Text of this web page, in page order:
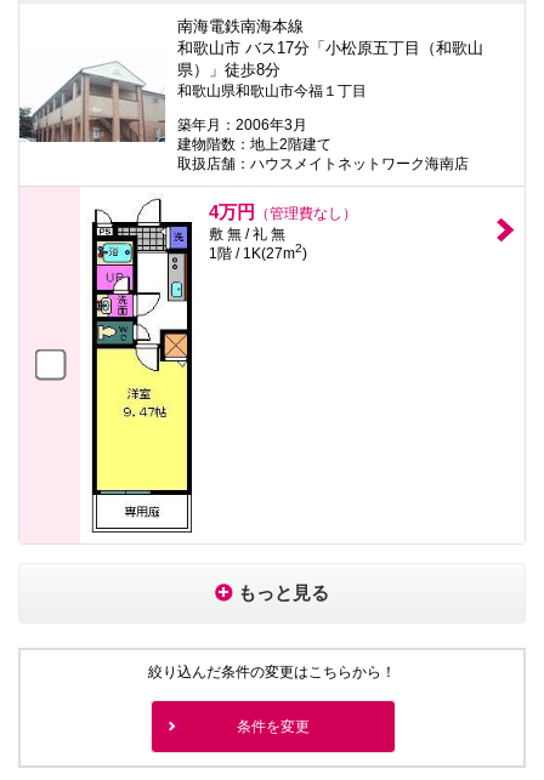
南海電鉄南海本線
和歌山市 バス17分「小松原五丁目（和歌山
県）」徒歩8分
和歌山県和歌山市今福１丁目
築年月：2006年3月
建物階数：地上2階建て
取扱店舗：ハウスメイトネットワーク海南店
4万円
（管理費なし）
敷 無 / 礼 無
1階 / 1K(27m2)
もっと見る
絞り込んだ条件の変更はこちらから！
条件を変更